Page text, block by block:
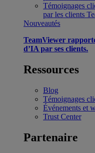
Témoignages
par les clients
Nouveautés
TeamViewer
d’IA par ses clients.
Ressources
Blog
Témoignages
Événements et
Trust Center
Partenaire